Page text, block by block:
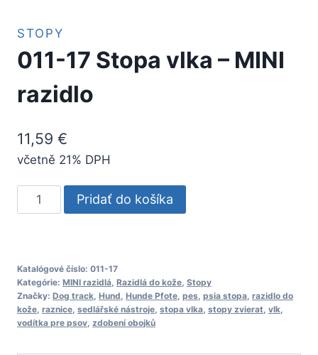
STOPY
011-17 Stopa vlka – MINI
razidlo
11,59 €
včetně 21% DPH
množstvo
011-
vlka
–
MINI
razidlo
Pridať do košíka
Katalógové číslo: 011-17
Kategórie: MINI razidlá Razidlá do kože Stopy
Značky: Dog track Hund Hunde Pfote pes psia stopa razidlo do
kože raznice sedlářské nástroje stopa vlka stopy zvierat vlk
vodítka pre psov zdobení obojků